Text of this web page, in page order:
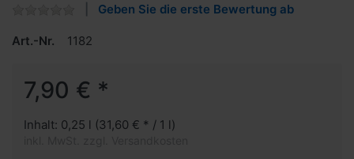
Geben Sie die erste Bewertung ab
Art.-Nr. 1182
7,90 € *
Inhalt: 0,25 l (31,60 € * / 1 l)